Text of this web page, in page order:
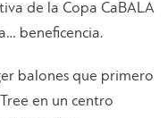
de la Copa CaBALA
beneficencia.
balones que primero
en un centro